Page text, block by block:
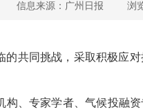
信息来源：广州日报 浏
同挑战，采取积极应对
专家学者、气候投融资